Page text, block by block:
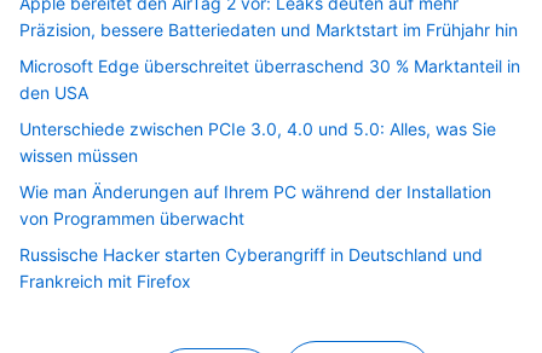
Präzision, bessere Batteriedaten und Marktstart im Frühjahr hin
Microsoft Edge überschreitet überraschend 30 % Marktanteil in
den USA
Unterschiede zwischen PCIe 3.0, 4.0 und 5.0: Alles, was Sie
wissen müssen
Wie man Änderungen auf Ihrem PC während der Installation
von Programmen überwacht
Russische Hacker starten Cyberangriff in Deutschland und
Frankreich mit Firefox